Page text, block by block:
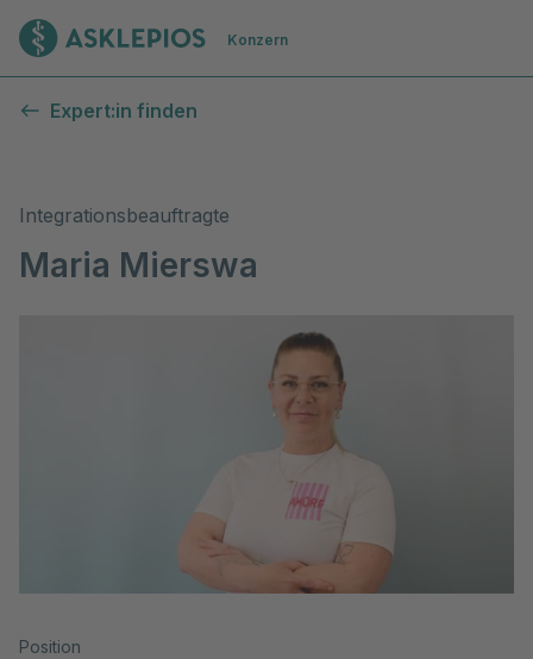
Zur Startseite
Konzern
Expert:in finden
Integrationsbeauftragte
Maria Mierswa
Position